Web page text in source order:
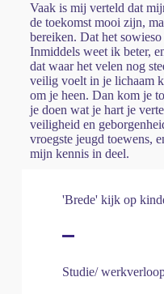
Vaak is mij verteld dat
de toekomst mooi zijn,
bereiken. Dat het
Inmiddels weet ik beter,
dat waar het velen nog
veilig voelt in je lichaam
om je heen. Dan kom je
je doen wat je hart je
veiligheid en
vroegste jeugd toewens,
mijn kennis in deel.
'Brede' kijk op
Studie/